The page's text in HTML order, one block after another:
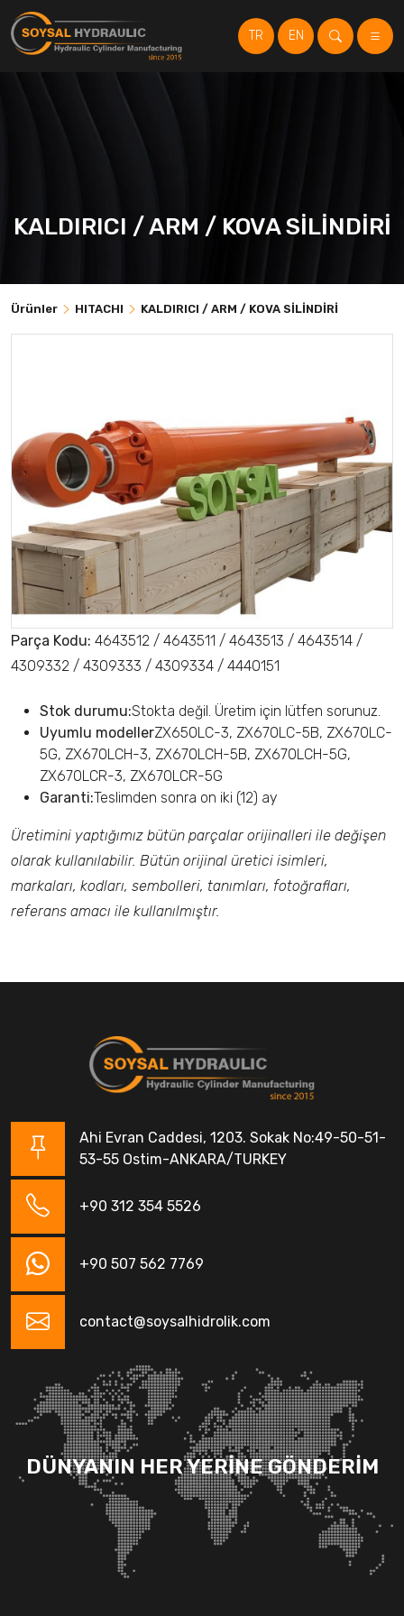
TR EN
KALDIRICI / ARM / KOVA SİLİNDİRİ
Ürünler HITACHI KALDIRICI / ARM / KOVA SİLİNDİRİ
Parça Kodu: 4643512 / 4643511 / 4643513 / 4643514 /
4309332 / 4309333 / 4309334 / 4440151
Stok durumu:Stokta değil. Üretim için lütfen sorunuz.
Uyumlu modellerZX650LC-3, ZX670LC-5B, ZX670LC-
5G, ZX670LCH-3, ZX670LCH-5B, ZX670LCH-5G,
ZX670LCR-3, ZX670LCR-5G
Garanti:Teslimden sonra on iki (12) ay
Üretimini yaptığımız bütün parçalar orijinalleri ile değişen
olarak kullanılabilir. Bütün orijinal üretici isimleri,
markaları, kodları, sembolleri, tanımları, fotoğrafları,
referans amacı ile kullanılmıştır.
Ahi Evran Caddesi, 1203. Sokak No:49-50-51-
53-55 Ostim-ANKARA/TURKEY
+90 312 354 5526
+90 507 562 7769
contact@soysalhidrolik.com
DÜNYANIN HER YERİNE GÖNDERİM